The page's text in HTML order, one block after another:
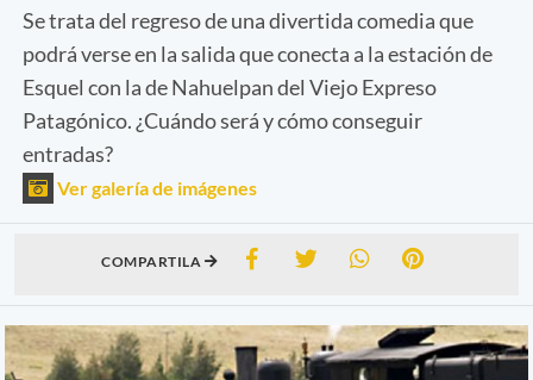
Se trata del regreso de una divertida comedia que
podrá verse en la salida que conecta a la estación de
Esquel con la de Nahuelpan del Viejo Expreso
Patagónico. ¿Cuándo será y cómo conseguir
entradas?
Ver galería de imágenes
COMPARTILA